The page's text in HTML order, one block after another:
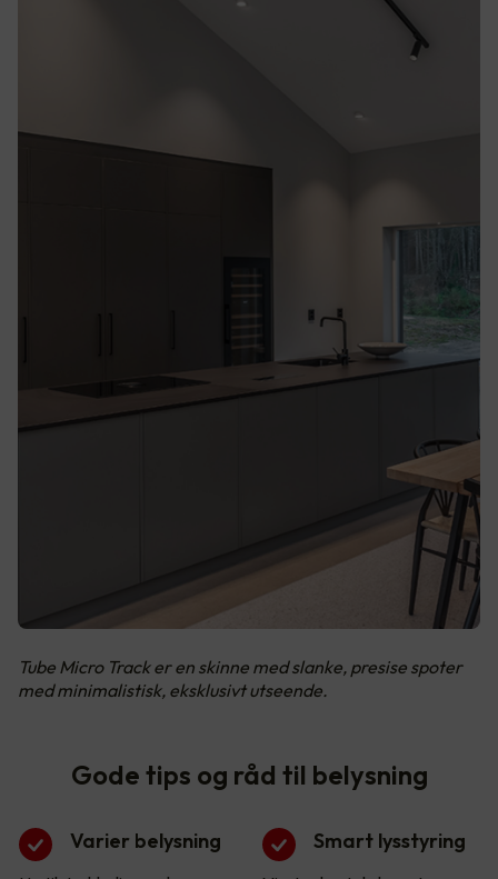
Tube Micro Track er en skinne med slanke, presise spoter
med minimalistisk, eksklusivt utseende.
Gode tips og råd til belysning
Varier belysning Smart lysstyring